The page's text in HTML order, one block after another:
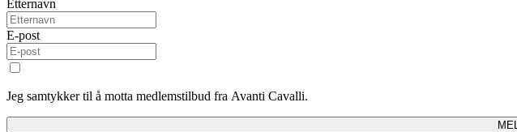
Etternavn
E-post
Jeg samtykker til å motta medlemstilbud fra Avanti Cavalli.